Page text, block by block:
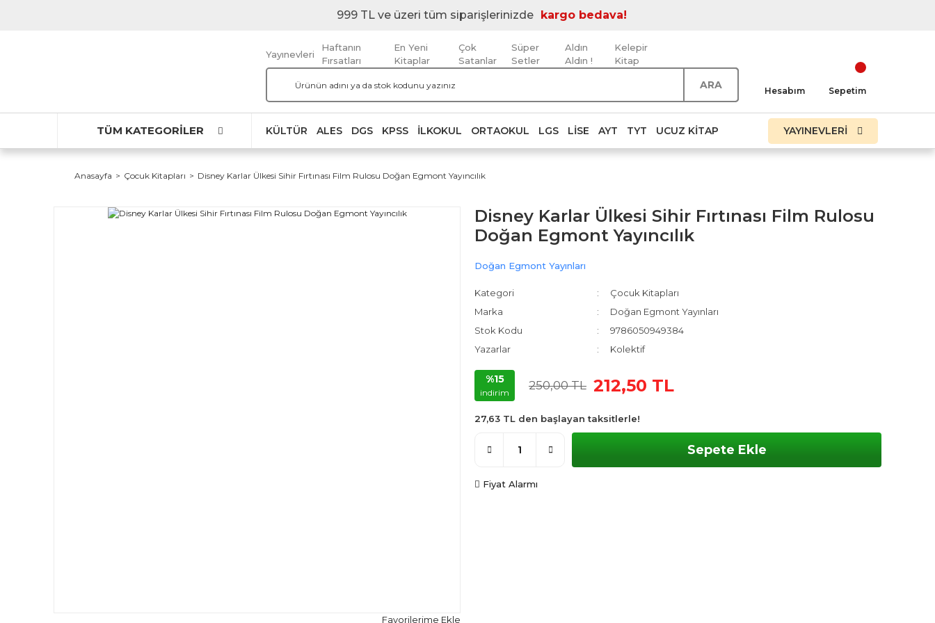
999 TL ve üzeri tüm siparişlerinizde kargo bedava!
Yayınevleri
Haftanın
Fırsatları
En Yeni
Kitaplar
Çok
Satanlar
Süper
Setler
Aldın
Aldın !
Kelepir
Kitap
ARA Hesabım Sepetim
TÜM KATEGORİLER KÜLTÜR ALES DGS KPSS İLKOKUL ORTAOKUL LGS LISE AYT TYT UCUZ KITAP YAYINEVLERİ
Anasayfa Çocuk Kitapları Disney Karlar Ülkesi Sihir Fırtınası Film Rulosu Doğan Egmont Yayıncılık
Disney Karlar Ülkesi Sihir Fırtınası Film Rulosu
Doğan Egmont Yayıncılık
Doğan Egmont Yayınları
Kategori
Çocuk Kitapları
Marka
Doğan Egmont Yayınları
Stok Kodu
9786050949384
Yazarlar
Kolektif
%15
indirim
250,00 TL 212,50 TL
27,63 TL den başlayan taksitlerle!
Sepete Ekle
Fiyat Alarmı